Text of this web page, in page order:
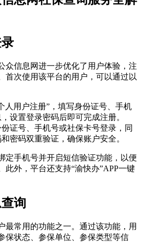
众信息网进一步优化了用户体验，注
首次使用该平台的用户，可以通过以
人用户注册”，填写身份证号、手机
设置登录密码后即可完成注册。
份证号、手机号或社保卡号登录，同
密码双重验证，确保账户安全。
定手机号并开启短信验证功能，以便
此外，平台还支持“渝快办”APP一键
询
最常用的功能之一。通过该功能，用
保状态、参保单位、参保类型等信